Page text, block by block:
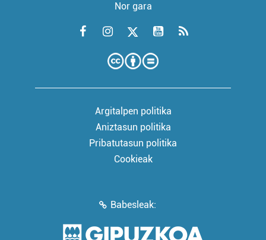
Nor gara
Argitalpen politika
Aniztasun politika
Pribatutasun politika
Cookieak
Babesleak: